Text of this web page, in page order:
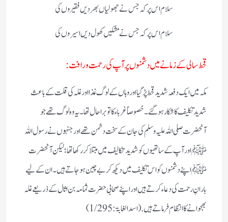
سلام اس پر کہ جس نے جھولیاں بھردیں فقیروں کی
سلام اس پر کہ جس نے مشکیں کھول دیں اسیروں کی
قحط سالی کے زمانے میں دشمنوں پر آپ کی رحمت ورافت:
مکہ میں ایک دفعہ شدید قحط پڑ گیا اور وہاں کے لوگ غذا اور غلہ کی قلت کے باعث
شدید تکلیف کا شکار ہو گئے ۔ خصوصاً غرباء کا تو برا حال تھا۔ یہ وہ لوگ تھے جو
آنحضرت صلی اللہ علیہ و سلم کی جان کے سخت دشمن تھے اور جنہوں نے رسول اللہ
ﷺ اور آپ کے ساتھیوں کو شدید تکالیف میں مبتلا کر رکھا تھا؛ لیکن آنحضرت
ﷺ اپنے دشمنوں کو اس تکلیف میں دیکھ کر بےچین ہو جاتے ہیں۔ ان کے لیے
بارانِ رحمت کی دعاء کرتے ہیں اور اپنے صحابی حضرت ثمامہ بن اثال کے ذریعے غلہ
بھجوانے کا انتظام فرماتے ہیں. (اسد الغابۃ :1/295)